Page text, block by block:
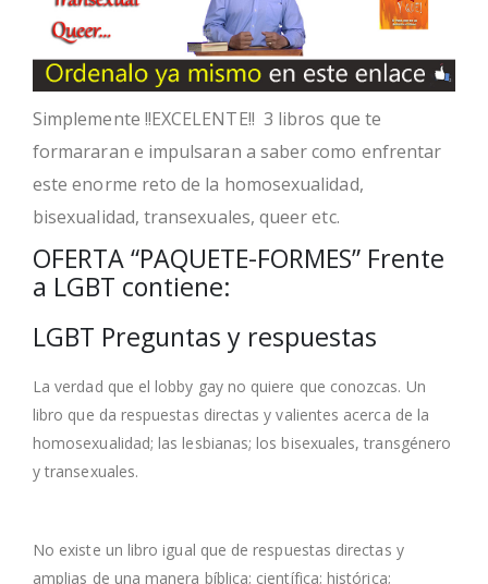
Simplemente !!EXCELENTE!! 3 libros que te
formararan e impulsaran a saber como enfrentar
este enorme reto de la homosexualidad,
bisexualidad, transexuales, queer etc.
OFERTA “PAQUETE-FORMES” Frente
a LGBT contiene:
LGBT Preguntas y respuestas
La verdad que el lobby gay no quiere que conozcas. Un
libro que da respuestas directas y valientes acerca de la
homosexualidad; las lesbianas; los bisexuales, transgénero
y transexuales.
No existe un libro igual que de respuestas directas y
amplias de una manera bíblica; científica; histórica;